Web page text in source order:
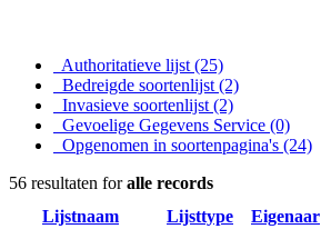
Authoritatieve lijst (25)
Bedreigde soortenlijst (2)
Invasieve soortenlijst (2)
Gevoelige Gegevens Service (0)
Opgenomen in soortenpagina's (24)
56 resultaten foralle records
Lijstnaam
Lijsttype Eigenaar